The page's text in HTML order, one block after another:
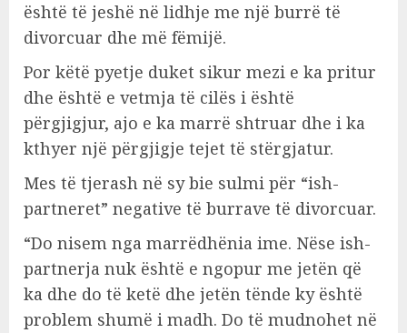
është të jeshë në lidhje me një burrë të
divorcuar dhe më fëmijë.
Por këtë pyetje duket sikur mezi e ka pritur
dhe është e vetmja të cilës i është
përgjigjur, ajo e ka marrë shtruar dhe i ka
kthyer një përgjigje tejet të stërgjatur.
Mes të tjerash në sy bie sulmi për “ish-
partneret” negative të burrave të divorcuar.
“Do nisem nga marrëdhënia ime. Nëse ish-
partnerja nuk është e ngopur me jetën që
ka dhe do të ketë dhe jetën tënde ky është
problem shumë i madh. Do të mudnohet në